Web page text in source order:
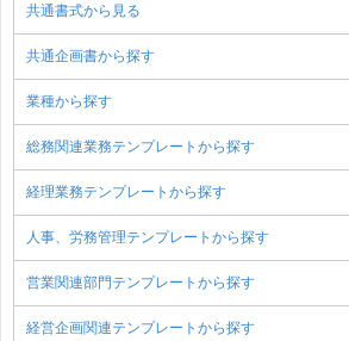
共通書式から見る
共通企画書から探す
業種から探す
総務関連業務テンプレートから探す
経理業務テンプレートから探す
人事、労務管理テンプレートから探す
営業関連部門テンプレートから探す
経営企画関連テンプレートから探す